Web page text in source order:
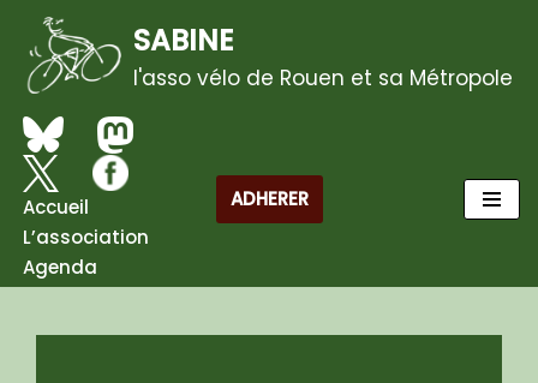
Aller
au
contenu
SABINE
l'asso vélo de Rouen et sa Métropole
Accueil
L’association
Agenda
ADHERER